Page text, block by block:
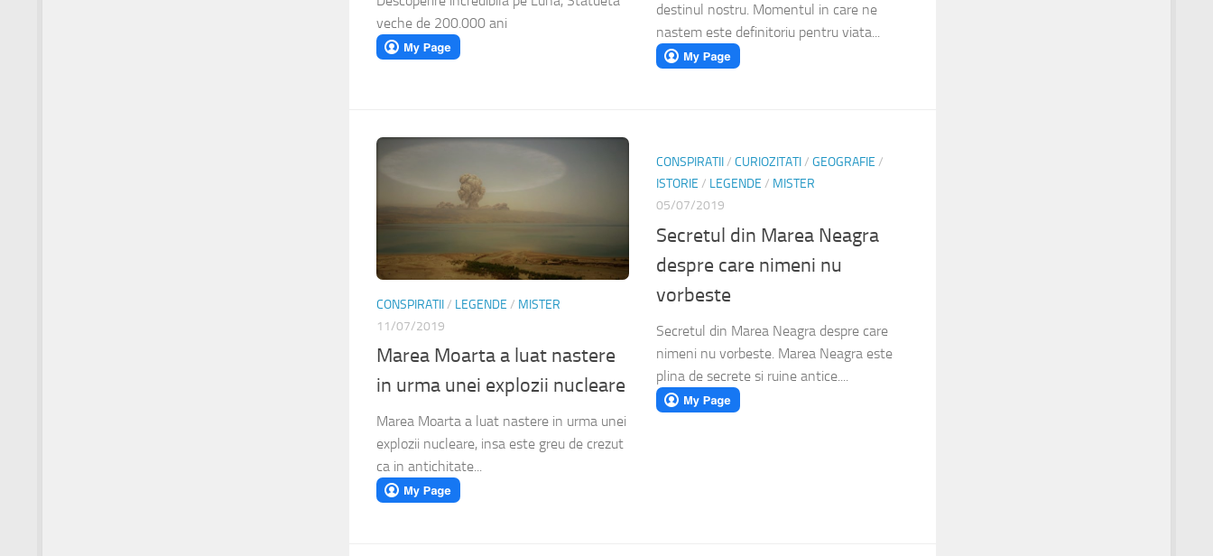
veche de 200.000 ani
destinul nostru. Momentul in care ne
nastem este definitoriu pentru viata...
CONSPIRATII/ LEGENDE / MISTER
11/07/2019
Marea Moarta a luat nastere
in urma unei explozii nucleare
Marea Moarta a luat nastere in urma unei
explozii nucleare, insa este greu de crezut
ca in antichitate...
CONSPIRATII/ CURIOZITATI/ GEOGRAFIE /
ISTORIE / LEGENDE / MISTER
05/07/2019
Secretul din Marea Neagra
despre care nimeni nu
vorbeste
Secretul din Marea Neagra despre care
nimeni nu vorbeste. Marea Neagra este
plina de secrete si ruine antice....